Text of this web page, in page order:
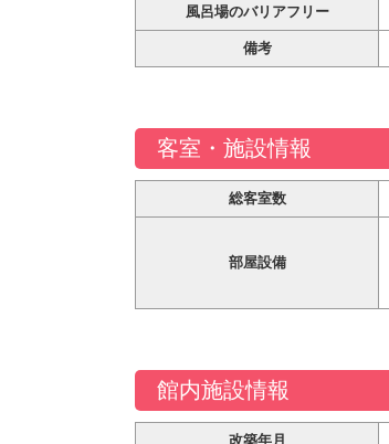
風呂場のバリアフリー
備考
客室・施設情報
総客室数
部屋設備
館内施設情報
改築年月